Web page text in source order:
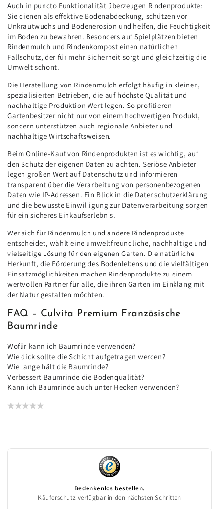
Auch in puncto Funktionalität überzeugen Rindenprodukte:
Sie dienen als effektive Bodenabdeckung, schützen vor
Unkrautwuchs und Bodenerosion und helfen, die Feuchtigkeit
im Boden zu bewahren. Besonders auf Spielplätzen bieten
Rindenmulch und Rindenkompost einen natürlichen
Fallschutz, der für mehr Sicherheit sorgt und gleichzeitig die
Umwelt schont.
Die Herstellung von Rindenmulch erfolgt häufig in kleinen,
spezialisierten Betrieben, die auf höchste Qualität und
nachhaltige Produktion Wert legen. So profitieren
Gartenbesitzer nicht nur von einem hochwertigen Produkt,
sondern unterstützen auch regionale Anbieter und
nachhaltige Wirtschaftsweisen.
Beim Online-Kauf von Rindenprodukten ist es wichtig, auf
den Schutz der eigenen Daten zu achten. Seriöse Anbieter
legen großen Wert auf Datenschutz und informieren
transparent über die Verarbeitung von personenbezogenen
Daten wie IP-Adressen. Ein Blick in die Datenschutzerklärung
und die bewusste Einwilligung zur Datenverarbeitung sorgen
für ein sicheres Einkaufserlebnis.
Wer sich für Rindenmulch und andere Rindenprodukte
entscheidet, wählt eine umweltfreundliche, nachhaltige und
vielseitige Lösung für den eigenen Garten. Die natürliche
Herkunft, die Förderung des Bodenlebens und die vielfältigen
Einsatzmöglichkeiten machen Rindenprodukte zu einem
wertvollen Partner für alle, die ihren Garten im Einklang mit
der Natur gestalten möchten.
FAQ – Culvita Premium Französische
Baumrinde
Wofür kann ich Baumrinde verwenden?
Wie dick sollte die Schicht aufgetragen werden?
Wie lange hält die Baumrinde?
Verbessert Baumrinde die Bodenqualität?
Kann ich Baumrinde auch unter Hecken verwenden?